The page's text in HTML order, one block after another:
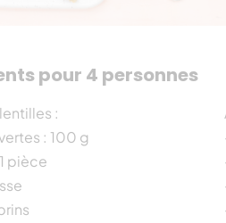
pour 4 personnes
:
: 100 g
pièce